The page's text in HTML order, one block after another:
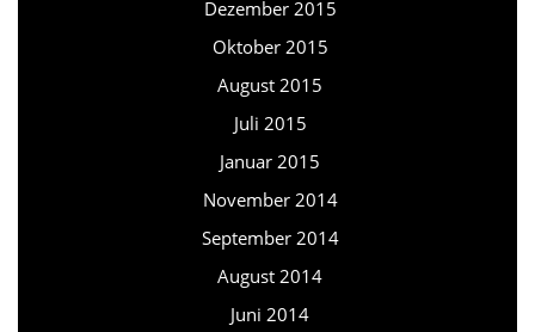
Dezember 2015
Oktober 2015
August 2015
Juli 2015
Januar 2015
November 2014
September 2014
August 2014
Juni 2014